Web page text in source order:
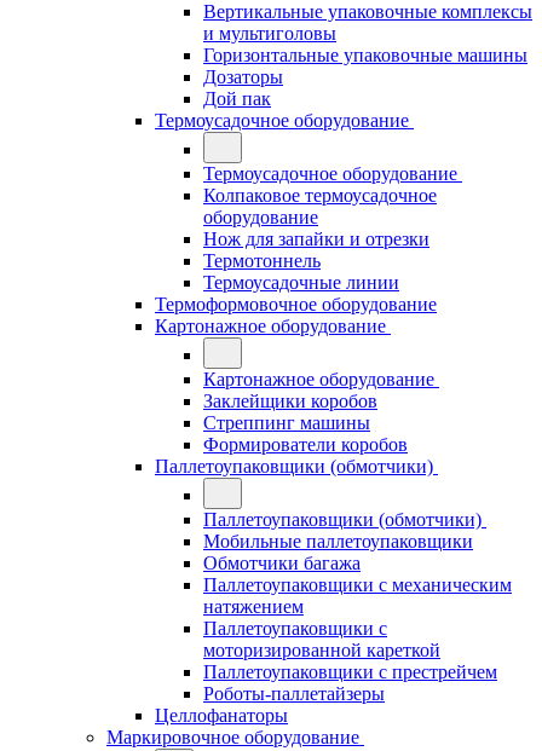
Вертикальные упаковочные комплексы
и мультиголовы
Горизонтальные упаковочные машины
Дозаторы
Дой пак
Термоусадочное оборудование
Термоусадочное оборудование
Колпаковое термоусадочное
оборудование
Нож для запайки и отрезки
Термотоннель
Термоусадочные линии
Термоформовочное оборудование
Картонажное оборудование
Картонажное оборудование
Заклейщики коробов
Стреппинг машины
Формирователи коробов
Паллетоупаковщики (обмотчики)
Паллетоупаковщики (обмотчики)
Мобильные паллетоупаковщики
Обмотчики багажа
Паллетоупаковщики с механическим
натяжением
Паллетоупаковщики с
моторизированной кареткой
Паллетоупаковщики с престрейчем
Роботы-паллетайзеры
Целлофанаторы
Маркировочное оборудование